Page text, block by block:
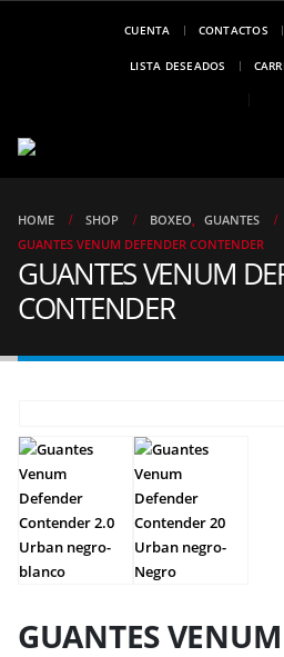
CUENTA CONTACTOS
LISTA DESEADOS
HOME SHOP BOXEO, GUANTES
GUANTES VENUM DEFENDER CONTENDER
GUANTES VENUM
CONTENDER
GUANTES VENUM